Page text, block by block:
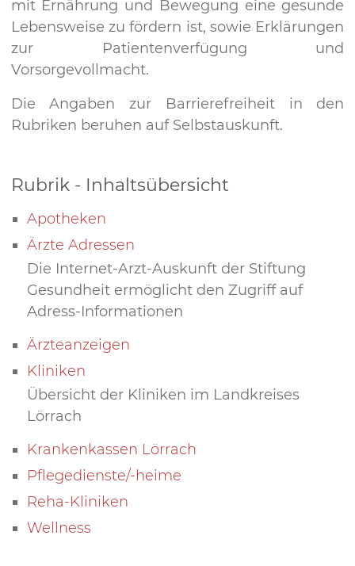
mit Ernährung und Bewegung eine gesunde
Lebensweise zu fördern ist, sowie Erklärungen
zur Patientenverfügung und
Vorsorgevollmacht.
Die Angaben zur Barrierefreiheit in den
Rubriken beruhen auf Selbstauskunft.
Rubrik - Inhaltsübersicht
Apotheken
Ärzte Adressen
Die Internet-Arzt-Auskunft der Stiftung
Gesundheit ermöglicht den Zugriff auf
Adress-Informationen
Ärzteanzeigen
Kliniken
Übersicht der Kliniken im Landkreises
Lörrach
Krankenkassen Lörrach
Pflegedienste/-heime
Reha-Kliniken
Wellness